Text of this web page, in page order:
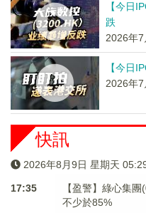
【今日
跌
2026年
【今日
2026年
快訊
2026年8月9日 星期天
17:35
【盈警】綠心集
不少於85%